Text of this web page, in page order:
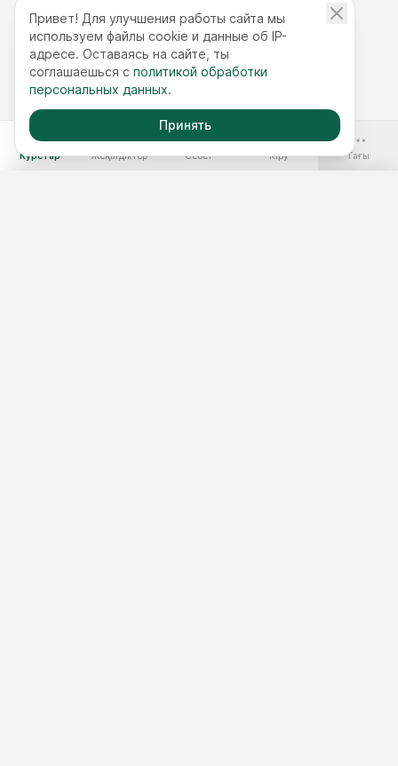
Курстар Жеңілдіктер Себет Кіру Тағы
Привет! Для улучшения работы сайта мы
используем файлы cookie и данные об IP-
адресе. Оставаясь на сайте, ты
соглашаешься с политикой обработки
персональных данных.
Принять